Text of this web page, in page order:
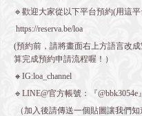
🔹歡迎大家從以下平台預約(用這
https://reserva.be/loa
(預約前，請將畫面右上方語言改
算完成預約申請流程喔！）
🔸IG:loa_channel
🔹LINE@官方帳號：『@bbk3054e』
（加入後請傳送一個貼圖讓我們知